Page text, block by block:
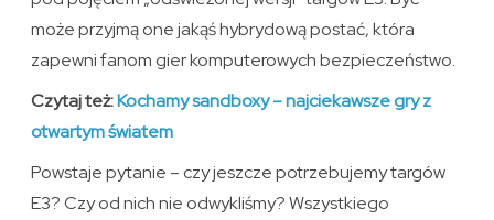
może przyjmą one jakąś hybrydową postać, która
zapewni fanom gier komputerowych bezpieczeństwo.
Czytaj też:Kochamy sandboxy – najciekawsze gry z
otwartym światem
Powstaje pytanie – czy jeszcze potrzebujemy targów
E3? Czy od nich nie odwykliśmy? Wszystkiego